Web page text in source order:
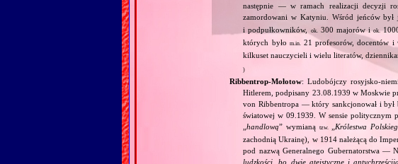
następnie — w ramach realizacji decyzji
zamordowani w Katyniu. Wśród jeńców był
i podpułkowników,
ok. 300 majorów iok.
których było m.in.
21 profesorów, docentów i
kilkuset nauczycieli i wielu literatów,
)
Ribbentrop‐Mołotow: Ludobójczy
Hitlerem, podpisany 23.08.1939 w Moskwie
von Ribbentropa — który sankcjonował i
światowej w 09.1939. W sensie politycznym
„handlową” wymianą tzw. Królestwa
zachodnią Ukrainę), w 1914 należącą do
pod nazwą Generalnego Gubernatorstwa —
ludzkości, bo dwie ateistyczne i